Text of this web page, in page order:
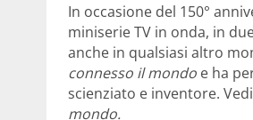
In occasione del 150°
miniserie TV in onda, in
anche in qualsiasi altro
connesso il mondo e ha
scienziato e inventore.
mondo.